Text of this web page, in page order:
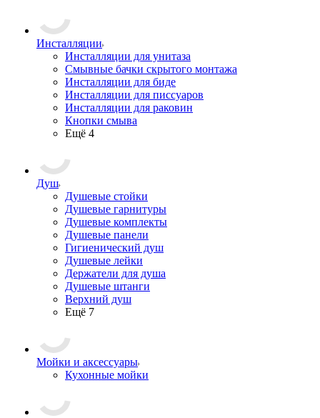
Инсталляции
Инсталляции для унитаза
Смывные бачки скрытого монтажа
Инсталляции для биде
Инсталляции для писсуаров
Инсталляции для раковин
Кнопки смыва
Ещё 4
Душ
Душевые стойки
Душевые гарнитуры
Душевые комплекты
Душевые панели
Гигиенический душ
Душевые лейки
Держатели для душа
Душевые штанги
Верхний душ
Ещё 7
Мойки и аксессуары
Кухонные мойки